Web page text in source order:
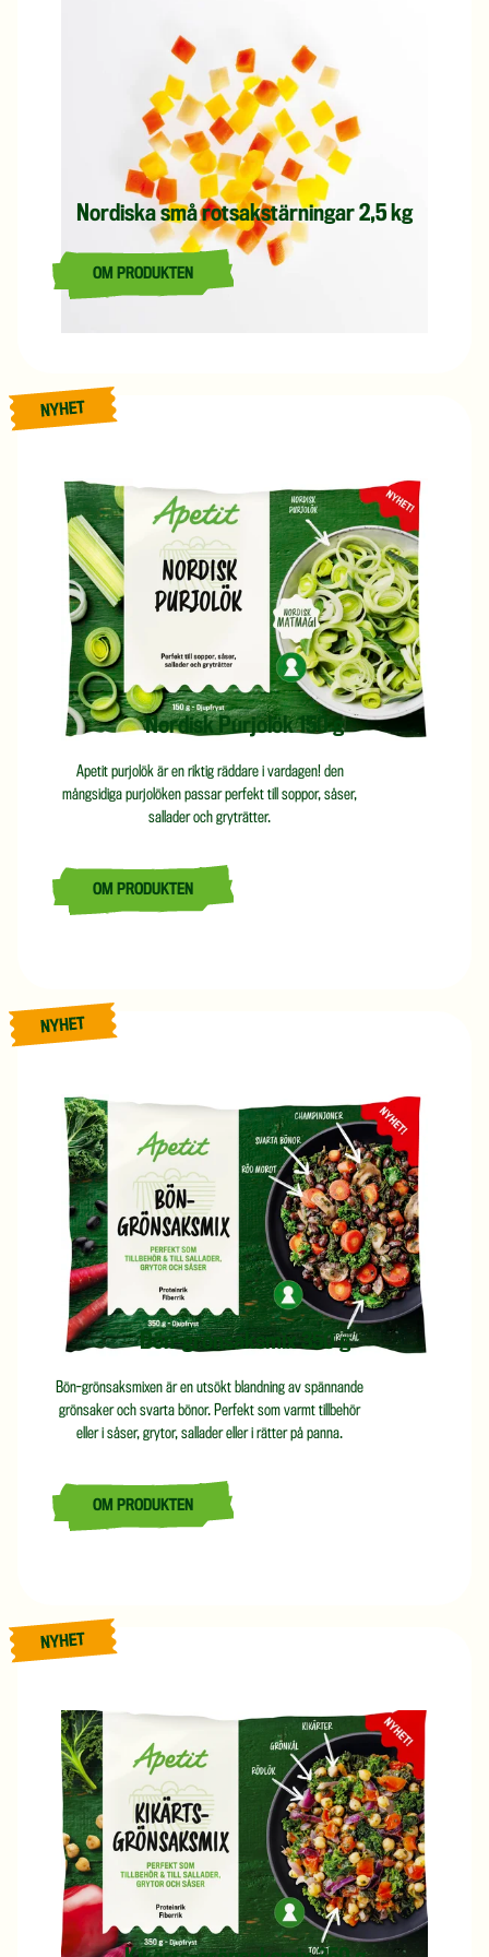
Nordiska små rotsakstärningar 2,5 kg
LÄS MER OM NORDISKA SMÅ ROTSAKSTÄRNINGAR 2,5
OM PRODUKTEN
Nyhet
Nordisk Purjolök 150 g
Apetit purjolök är en riktig räddare i vardagen! den
mångsidiga purjolöken passar perfekt till soppor, såser,
sallader och gryträtter.
LÄS MER OM NORDISK PURJOLÖK 150 G
OM PRODUKTEN
Nyhet
Bön-grönsaksmix 350 g
Bön-grönsaksmixen är en utsökt blandning av spännande
grönsaker och svarta bönor. Perfekt som varmt tillbehör
eller i såser, grytor, sallader eller i rätter på panna.
LÄS MER OM BÖN-GRÖNSAKSMIX 350 G
OM PRODUKTEN
Nyhet